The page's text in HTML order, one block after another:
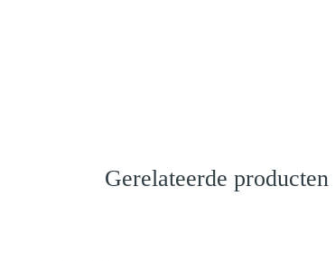
Gerelateerde producten